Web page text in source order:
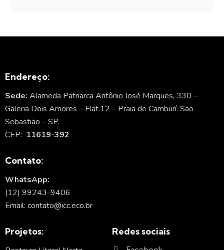
Endereço:
Sede: Alameda Patriarca Antônio José Marques, 330 –
Galeria Dois Amores – Flat.12 – Praia de Camburí. São
Sebastião – SP.
CEP: 11619-392
Contato:
WhatsApp:
(12) 99243-9406
Email: contato@icc.eco.br
Projetos: Redes sociais